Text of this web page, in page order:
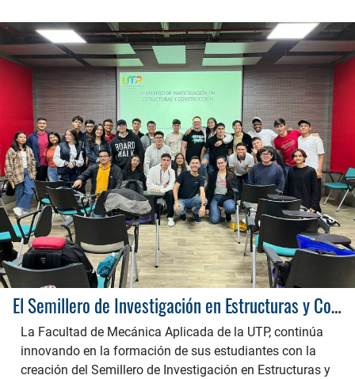
El Semillero de Investigación en Estructuras y Construcción de la UTP: innovación y formación en Ingeniería Civil
La Facultad de Mecánica Aplicada de la UTP, continúa
innovando en la formación de sus estudiantes con la
creación del Semillero de Investigación en Estructuras y